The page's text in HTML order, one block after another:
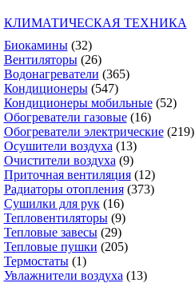
КЛИМАТИЧЕСКАЯ ТЕХНИКА
Биокамины (32)
Вентиляторы (26)
Водонагреватели (365)
Кондиционеры (547)
Кондиционеры мобильные (52)
Обогреватели газовые (16)
Обогреватели электрические (219)
Осушители воздуха (13)
Очистители воздуха (9)
Приточная вентиляция (12)
Радиаторы отопления (373)
Сушилки для рук (16)
Тепловентиляторы (9)
Тепловые завесы (29)
Тепловые пушки (205)
Термостаты (1)
Увлажнители воздуха (13)